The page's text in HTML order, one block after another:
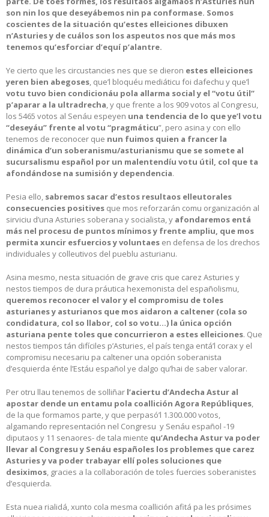
son nin los que deseyábemos nin pa conformase. Somos
coscientes de la situación qu’estes elleiciones dibuxen
n’Asturies y de cuálos son los aspeutos nos que más mos
tenemos qu’esforciar d’equí p’alantre.
Ye cierto que les circustancies nes que se dieron estes elleiciones
yeren bien abegoses, que’l bloquéu mediáticu foi dafechu y que’l
votu tuvo bien condicionáu pola allarma social y el “votu útil”
p’aparar a la ultradrecha, y que frente a los 909 votos al Congresu,
los 5465 votos al Senáu espeyen una tendencia de lo que ye’l votu
“deseyáu” frente al votu “pragmáticu”, pero asina y con ello
tenemos de reconocer que nun fuimos quien a francer la
dinámica d’un soberanismu/asturianismu que se somete al
sucursalismu español por un malentendíu votu útil, col que ta
afondándose na sumisión y dependencia.
Pesia ello, sabremos sacar d’estos resultaos elleutorales
consecuencies positives que mos reforzarán comu organización al
sirviciu d’una Asturies soberana y socialista, y afondaremos entá
más nel procesu de puntos mínimos y frente ampliu, que mos
permita xuncir esfuercios y voluntaes en defensa de los drechos
individuales y colleutivos del pueblu asturianu.
Asina mesmo, nesta situación de grave cris que carez Asturies y
nestos tiempos de dura práutica hexemonista del españolismu,
queremos reconocer el valor y el compromisu de toles
asturianes y asturianos que mos aidaron a caltener (cola so
condidatura, col so llabor, col so votu…) la única opción
asturiana pente toles que concurrieron a estes elleiciones. Que
nestos tiempos tán difíciles p’Asturies, el país tenga entá’l corax y el
compromisu necesariu pa caltener una opción soberanista
d’esquierda énte l’Estáu español ye dalgo qu’hai de saber valorar.
Per otru llau tenemos de solliñar l’aciertu d’Andecha Astur al
apostar dende un entamu pola coallición Agora Repúbliques,
de la que formamos parte, y que perpasó’l 1.300.000 votos,
algamando representación nel Congresu y Senáu español -19
diputaos y 11 senaores- de tala miente qu’Andecha Astur va poder
llevar al Congresu y Senáu españoles los problemes que carez
Asturies y va poder trabayar ellí poles soluciones que
desiximos, gracies a la collaboración de toles fuercies soberanistes
d’esquierda.
Esta nuea rialidá, xunto cola mesma coallición afitá pa les prósimes